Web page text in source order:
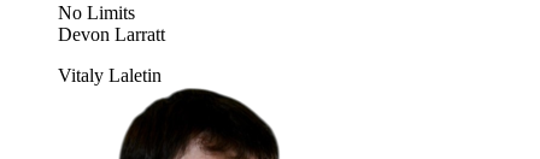
No Limits
Devon Larratt
Vitaly Laletin